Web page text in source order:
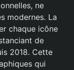
ne
modernes. La
chaque icône
de
2018. Cette
qui